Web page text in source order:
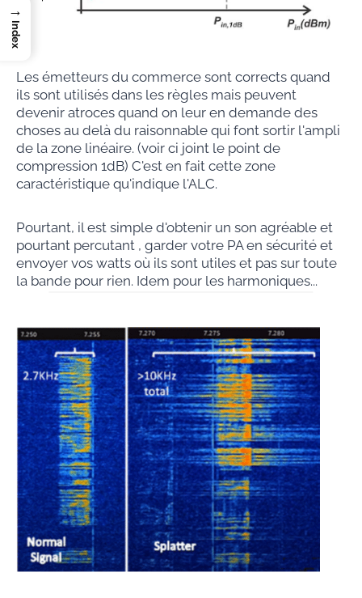
Les émetteurs du commerce sont corrects quand
ils sont utilisés dans les règles mais peuvent
devenir atroces quand on leur en demande des
choses au delà du raisonnable qui font sortir l'ampli
de la zone linéaire. (voir ci joint le point de
compression 1dB) C'est en fait cette zone
caractéristique qu'indique l'ALC.
Pourtant, il est simple d'obtenir un son agréable et
pourtant percutant , garder votre PA en sécurité et
envoyer vos watts où ils sont utiles et pas sur toute
la bande pour rien. Idem pour les harmoniques...
→
Index